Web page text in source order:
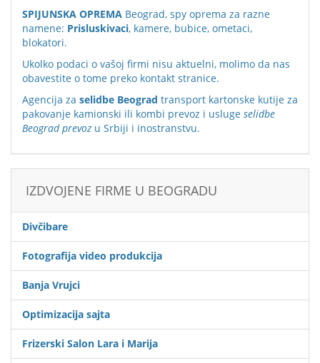
SPIJUNSKA OPREMA Beograd, spy oprema za razne
namene: Prisluskivaci, kamere, bubice, ometaci,
blokatori.
Ukolko podaci o vašoj firmi nisu aktuelni, molimo da nas
obavestite o tome preko kontakt stranice.
Agencija za selidbe Beograd transport kartonske kutije za
pakovanje kamionski ili kombi prevoz i usluge selidbe
Beograd prevoz u Srbiji i inostranstvu.
IZDVOJENE FIRME U BEOGRADU
Divčibare
Fotografija video produkcija
Banja Vrujci
Optimizacija sajta
Frizerski Salon Lara i Marija